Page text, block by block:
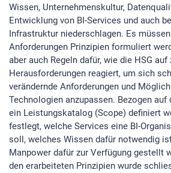
Wissen, Unternehmenskultur,
Entwicklung von BI-Services und auch
Infrastruktur niederschlagen. Es
Anforderungen Prinzipien formuliert
aber auch Regeln dafür, wie die HSG
Herausforderungen reagiert, um sich
verändernde Anforderungen und
Technologien anzupassen. Bezogen
ein Leistungskatalog (Scope) definiert
festlegt, welche Services eine BI-
soll, welches Wissen dafür notwendig
Manpower dafür zur Verfügung gestellt
den erarbeiteten Prinzipien wurde